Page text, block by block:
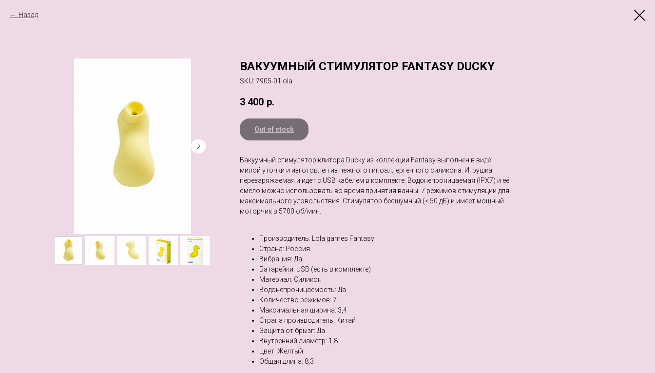
Назад
ВАКУУМНЫЙ СТИМУЛЯТОР FANTASY DUCKY
SKU: 7905-01lola
3 400 р.
Out of stock
Вакуумный стимулятор клитора Ducky из коллекции Fantasy выполнен в виде
милой уточки и изготовлен из нежного гипоаллергенного силикона. Игрушка
перезаряжаемая и идет с USB кабелем в комплекте. Водонепроницаемая (IPX7) и её
смело можно использовать во время принятия ванны. 7 режимов стимуляции для
максимального удовольствия. Стимулятор бесшумный (< 50 дБ) и имеет мощный
моторчик в 5700 об/мин.
Производитель: Lola games Fantasy
Страна: Россия
Вибрация: Да
Батарейки: USB (есть в комплекте)
Материал: Силикон
Водонепроницаемость: Да
Количество режимов: 7
Максимальная ширина: 3,4
Страна производитель: Китай
Защита от брызг: Да
Внутренний диаметр: 1,8
Цвет: Желтый
Общая длина: 8,3